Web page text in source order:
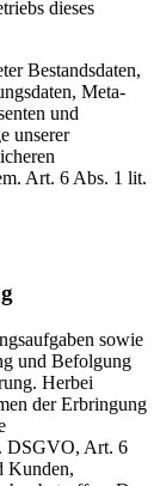
dieses
Bestandsdaten,
Meta-
und
unserer
Art. 6 Abs. 1 lit.
sowie
und Befolgung
Herbei
der Erbringung
DSGVO, Art. 6
Kunden,